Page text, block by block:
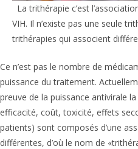
La trithérapie c’est
VIH. Il n’existe pas une seule
trithérapies qui associent
Ce n’est pas le nombre de
puissance du traitement.
preuve de la puissance antivirale
efficacité, coût, toxicité, effets
patients) sont composés d’une
différentes, d’où le nom de